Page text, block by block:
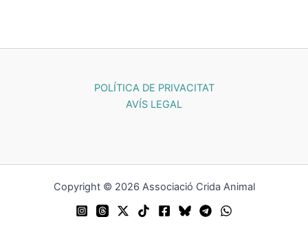
POLÍTICA DE PRIVACITAT
AVÍS LEGAL
Copyright © 2026 Associació Crida Animal